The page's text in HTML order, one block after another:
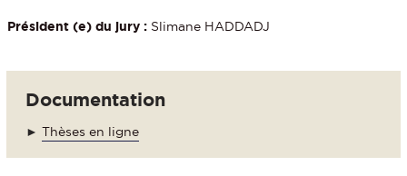
Président (e) du jury : Slimane HADDADJ
Documentation
► Thèses en ligne